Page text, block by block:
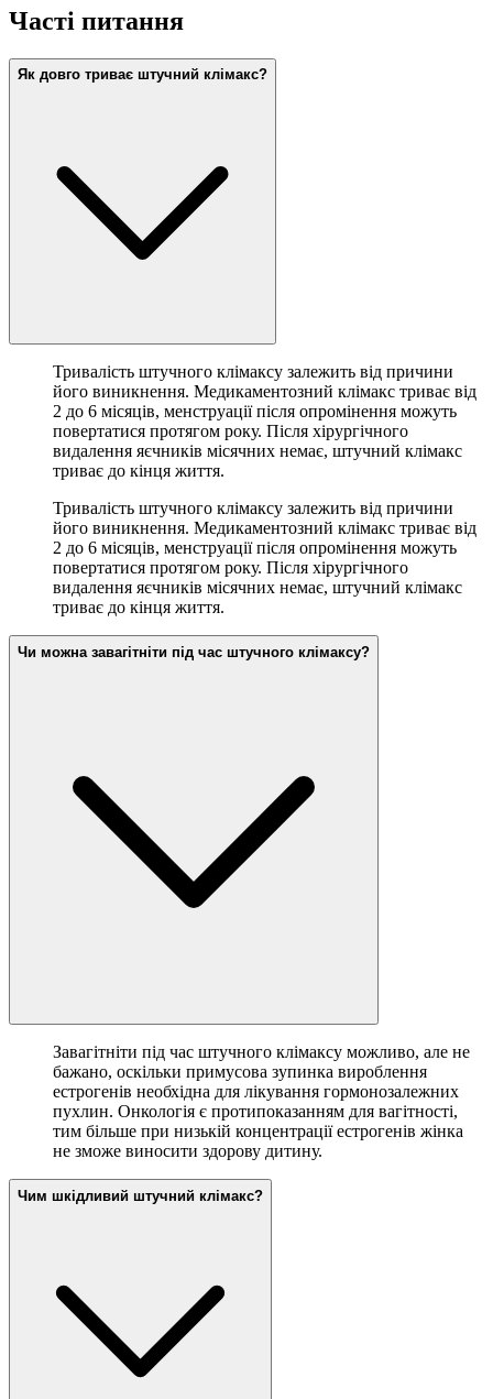
Часті питання
Як довго триває штучний клімакс?
Тривалість штучного клімаксу залежить від причини
його виникнення. Медикаментозний клімакс триває від
2 до 6 місяців, менструації після опромінення можуть
повертатися протягом року. Після хірургічного
видалення яєчників місячних немає, штучний клімакс
триває до кінця життя.
Тривалість штучного клімаксу залежить від причини
його виникнення. Медикаментозний клімакс триває від
2 до 6 місяців, менструації після опромінення можуть
повертатися протягом року. Після хірургічного
видалення яєчників місячних немає, штучний клімакс
триває до кінця життя.
Чи можна завагітніти під час штучного клімаксу?
Завагітніти під час штучного клімаксу можливо, але не
бажано, оскільки примусова зупинка вироблення
естрогенів необхідна для лікування гормонозалежних
пухлин. Онкологія є протипоказанням для вагітності,
тим більше при низькій концентрації естрогенів жінка
не зможе виносити здорову дитину.
Чим шкідливий штучний клімакс?